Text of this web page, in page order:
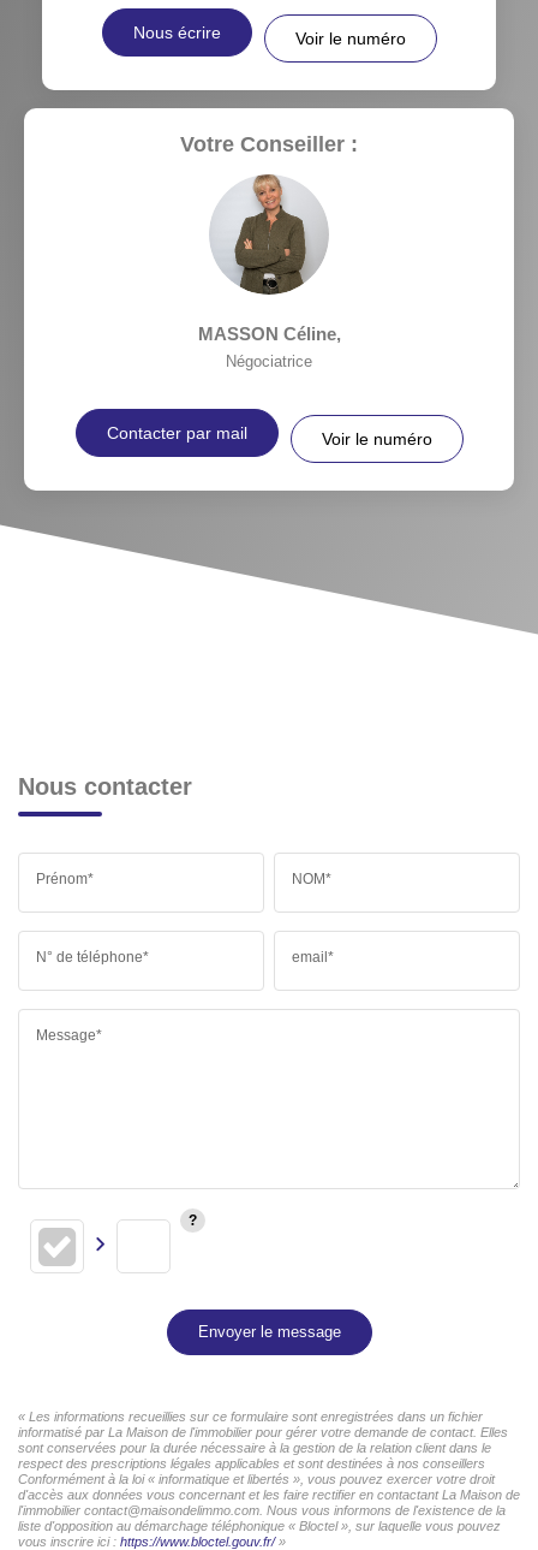
Nous écrire Voir le numéro
Votre Conseiller :
MASSON Céline,
Négociatrice
Contacter par mail Voir le numéro
Nous contacter
Prénom* NOM*
N° de téléphone* email*
Message*
Envoyer le message
« Les informations recueillies sur ce formulaire sont enregistrées dans un fichier
informatisé par La Maison de l'immobilier pour gérer votre demande de contact. Elles
sont conservées pour la durée nécessaire à la gestion de la relation client dans le
respect des prescriptions légales applicables et sont destinées à nos conseillers
Conformément à la loi « informatique et libertés », vous pouvez exercer votre droit
d'accès aux données vous concernant et les faire rectifier en contactant La Maison de
l'immobilier contact@maisondelimmo.com. Nous vous informons de l'existence de la
liste d'opposition au démarchage téléphonique « Bloctel », sur laquelle vous pouvez
vous inscrire ici : https://www.bloctel.gouv.fr/»